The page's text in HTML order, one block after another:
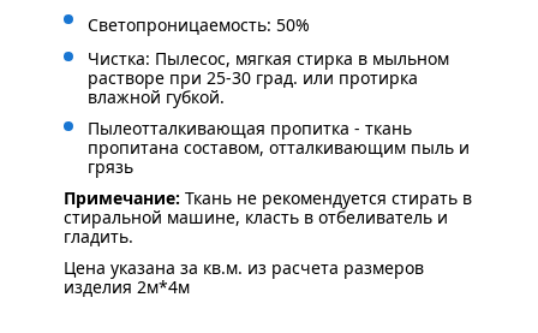
Светопроницаемость: 50%
Чистка: Пылесос, мягкая стирка в мыльном
растворе при 25-30 град. или протирка
влажной губкой.
Пылеотталкивающая пропитка - ткань
пропитана составом, отталкивающим пыль и
грязь
Примечание: Ткань не рекомендуется стирать в
стиральной машине, класть в отбеливатель и
гладить.
Цена указана за кв.м. из расчета размеров
изделия 2м*4м